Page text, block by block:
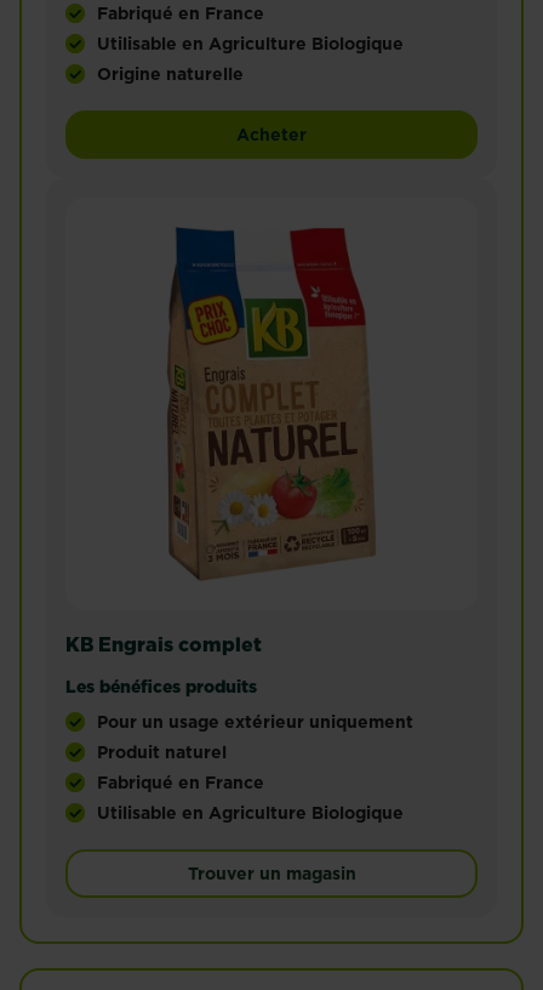
Fabriqué en France
Utilisable en Agriculture Biologique
Origine naturelle
Acheter Fertiligène engrais
KB Engrais complet
Les bénéfices produits
Pour un usage extérieur uniquement
Produit naturel
Fabriqué en France
Utilisable en Agriculture Biologique
Sa formule en bouchons convient parfaitement
Trouver un magasin